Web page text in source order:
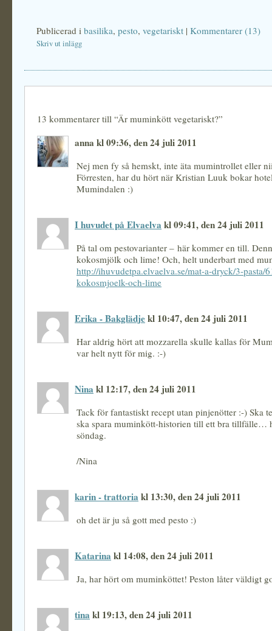
Publicerad i basilika, pesto, vegetariskt | Kommentarer (13)
Skriv ut inlägg
13 kommentarer till “Är muminkött vegetariskt?”
anna kl 09:36, den 24 juli 2011
Nej men fy så hemskt, inte äta mumintrollet eller
Förresten, har du hört när Kristian Luuk bokar
Mumindalen :)
I huvudet på Elvaelva kl 09:41, den 24 juli 2011
På tal om pestovarianter – här kommer en till.
kokosmjölk och lime! Och, helt underbart med
http://ihuvudetpa.elvaelva.se/mat-a-dryck/3-pasta/
kokosmjoelk-och-lime
Erika - Bakglädjekl 10:47, den 24 juli 2011
Har aldrig hört att mozzarella skulle kallas för
var helt nytt för mig. :-)
Nina kl 12:17, den 24 juli 2011
Tack för fantastiskt recept utan pinjenötter :-) Ska
ska spara muminkött-historien till ett bra tillfälle…
söndag.
/Nina
karin - trattoria kl 13:30, den 24 juli 2011
oh det är ju så gott med pesto :)
Katarina kl 14:08, den 24 juli 2011
Ja, har hört om muminköttet! Peston låter väldigt
tina kl 19:13, den 24 juli 2011